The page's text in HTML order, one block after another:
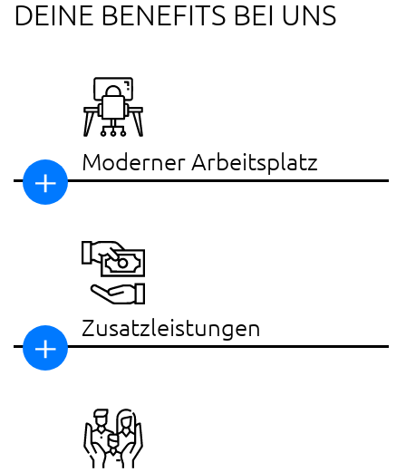
DEINE BENEFITS BEI UNS
Moderner Arbeitsplatz
Zusatzleistungen